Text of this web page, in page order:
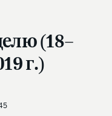
(18–
г.)